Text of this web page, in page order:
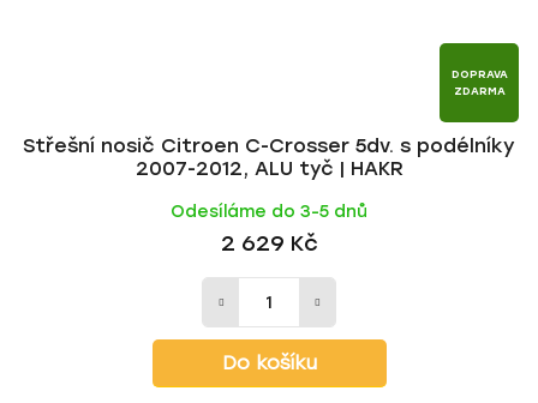
DOPRAVA
ZDARMA
Střešní nosič Citroen C-Crosser 5dv. s podélníky
2007-2012, ALU tyč | HAKR
Odesíláme do 3-5 dnů
2 629 Kč
Do košíku